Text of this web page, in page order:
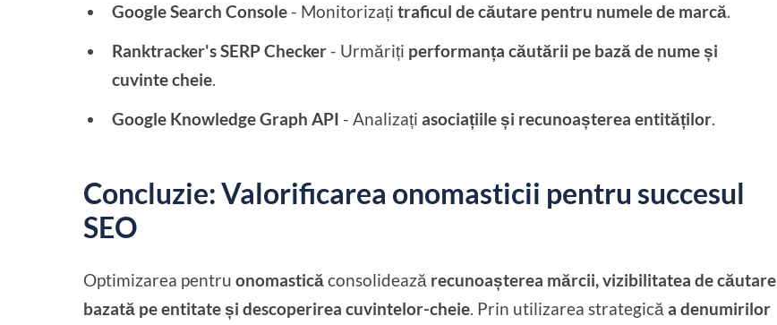
Google Search Console - Monitorizațitraficul de căutare pentru numele de marcă.
Ranktracker's SERP Checker - Urmăriți performanța căutării pe bază de nume și
cuvinte cheie.
Google Knowledge Graph API - Analizațiasociațiile și recunoașterea entităților.
Concluzie: Valorificarea onomasticii pentru succesul
SEO
Optimizarea pentruonomasticăconsolidează recunoașterea mărcii, vizibilitatea de căutare
bazată pe entitate și descoperirea cuvintelor-cheie. Prin utilizarea strategicăa denumirilor